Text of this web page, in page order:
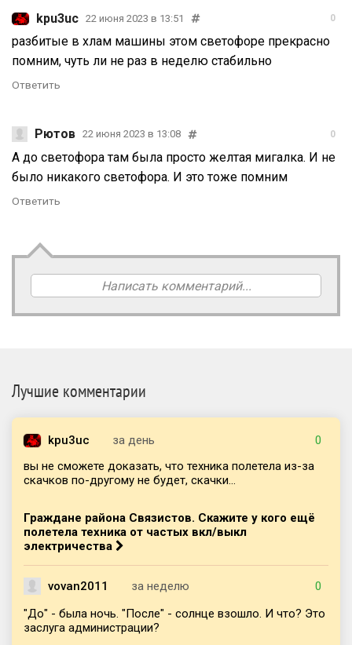
kpu3uc 22 июня 2023 в 13:51 0
разбитые в хлам машины этом светофоре прекрасно
помним, чуть ли не раз в неделю стабильно
Ответить
Рютов 22 июня 2023 в 13:08 0
А до светофора там была просто желтая мигалка. И не
было никакого светофора. И это тоже помним
Ответить
Написать комментарий...
Лучшие комментарии
kpu3uc за день
0
вы не сможете доказать, что техника полетела из-за
скачков по-другому не будет, скачки...
Граждане района Связистов. Скажите у кого ещё
полетела техника от частых вкл/выкл
электричества
vovan2011 за неделю
0
"До" - была ночь. "После" - солнце взошло. И что? Это
заслуга администрации?